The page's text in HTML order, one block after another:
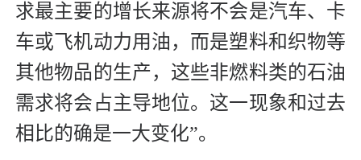
求最主要的增长来源将不会是汽车、卡
车或飞机动力用油，而是塑料和织物等
其他物品的生产，这些非燃料类的石油
需求将会占主导地位。这一现象和过去
相比的确是一大变化”。